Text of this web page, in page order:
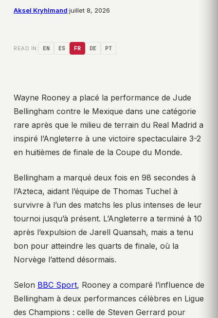
Aksel Kryhlmand·juillet 8, 2026
READ IN: EN ES FR DE PT
Wayne Rooney a placé la performance de Jude
Bellingham contre le Mexique dans une catégorie
rare après que le milieu de terrain du Real Madrid a
inspiré l’Angleterre à une victoire spectaculaire 3-2
en huitièmes de finale de la Coupe du Monde.
Bellingham a marqué deux fois en 98 secondes à
l’Azteca, aidant l’équipe de Thomas Tuchel à
survivre à l’un des matchs les plus intenses de leur
tournoi jusqu’à présent. L’Angleterre a terminé à 10
après l’expulsion de Jarell Quansah, mais a tenu
bon pour atteindre les quarts de finale, où la
Norvège l’attend désormais.
Selon BBC Sport, Rooney a comparé l’influence de
Bellingham à deux performances célèbres en Ligue
des Champions : celle de Steven Gerrard pour